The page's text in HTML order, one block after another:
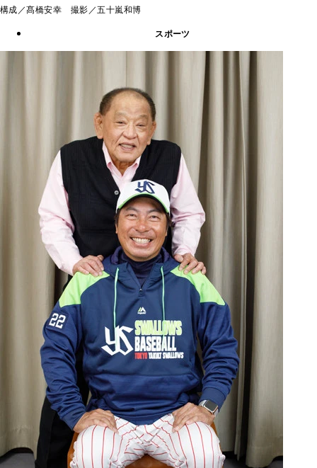
構成／髙橋安幸 撮影／五十嵐和博
スポーツ